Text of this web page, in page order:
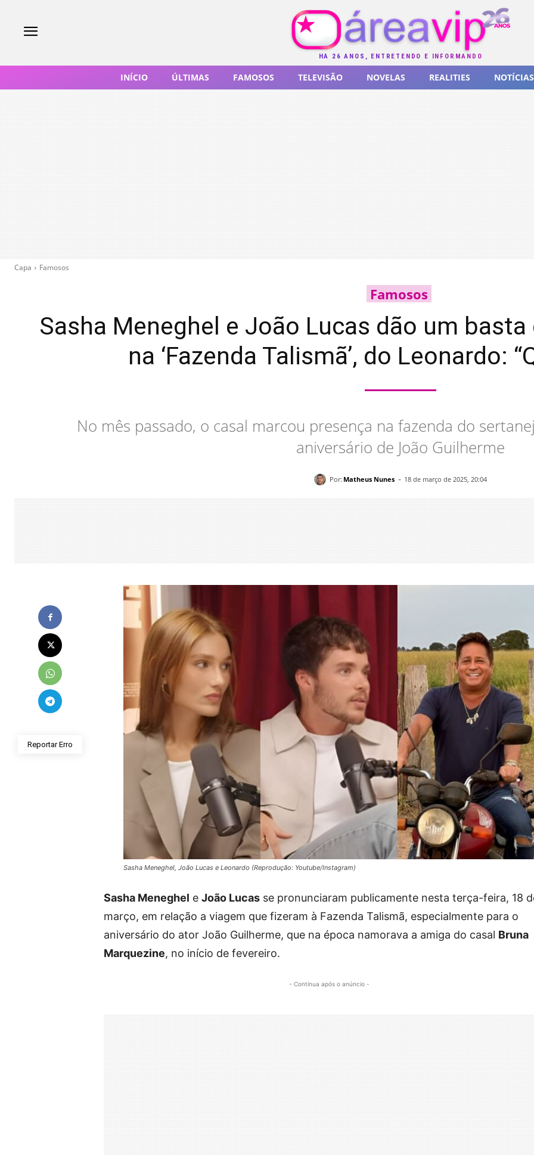
HÁ 26 ANOS, ENTRETENDO E INFORMANDO
INÍCIO ÚLTIMAS FAMOSOS TELEVISÃO NOVELAS REALITIES NOTÍCIAS
Capa Famosos
Famosos
Sasha Meneghel e João Lucas dão um
na ‘Fazenda Talismã’, do Leonardo:
No mês passado, o casal marcou presença na fazenda do
aniversário de João Guilherme
Por: Matheus Nunes - 18 de março de 2025, 20:04
Reportar Erro
Sasha Meneghel, João Lucas e Leonardo (Reprodução: Youtube/Instagram)
Sasha Meneghel e João Lucas se pronunciaram publicamente nesta terça-feira, 18
março, em relação a viagem que fizeram à Fazenda Talismã, especialmente para o
aniversário do ator João Guilherme, que na época namorava a amiga do casal Bruna
Marquezine, no início de fevereiro.
- Continua após o anúncio -